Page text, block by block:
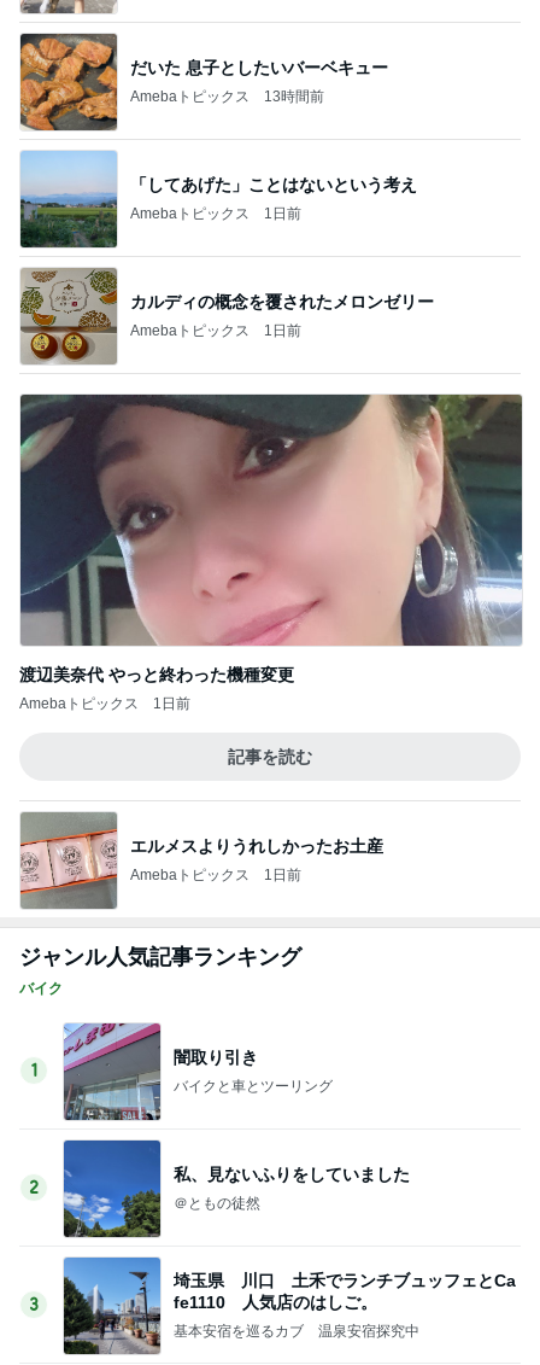
だいた 息子としたいバーベキュー
Amebaトピックス 13時間前
「してあげた」ことはないという考え
Amebaトピックス 1日前
カルディの概念を覆されたメロンゼリー
Amebaトピックス 1日前
渡辺美奈代 やっと終わった機種変更
Amebaトピックス 1日前
記事を読む
エルメスよりうれしかったお土産
Amebaトピックス 1日前
ジャンル人気記事ランキング
バイク
1
闇取り引き
バイクと車とツーリング
2
私、見ないふりをしていました
＠ともの徒然
3
埼玉県 川口 土禾でランチブュッフェとCa
fe1110 人気店のはしご。
基本安宿を巡るカブ 温泉安宿探究中